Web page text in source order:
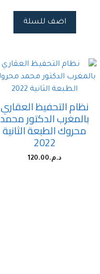
اضف للسلة
نظام التحفيظ العقاري
بالمغرب الدكتور محمد
محروك الطبعة الثانية
2022
د.م.120.00